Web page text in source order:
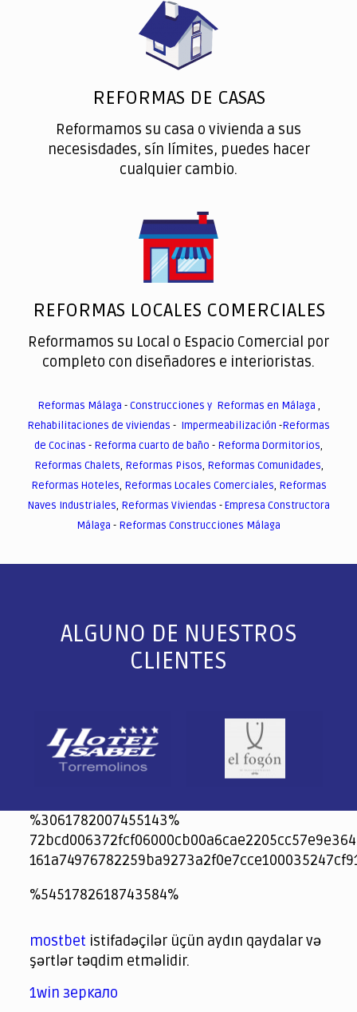
REFORMAS DE CASAS
Reformamos su casa o vivienda a sus
necesisdades, sín límites, puedes hacer
cualquier cambio.
REFORMAS LOCALES COMERCIALES
Reformamos su Local o Espacio Comercial por
completo con diseñadores e interioristas.
Reformas Málaga -Construcciones y Reformas en Málaga ,
Rehabilitaciones de viviendas - Impermeabilización -Reformas
de Cocinas - Reforma cuarto de baño - Reforma Dormitorios,
Reformas Chalets, Reformas Pisos, Reformas Comunidades,
Reformas Hoteles, Reformas Locales Comerciales, Reformas
Naves Industriales, Reformas Viviendas -Empresa Constructora
Málaga - Reformas Construcciones Málaga
ALGUNO DE NUESTROS
CLIENTES
%3061782007455143%
jeetcity
1xbet
jeet city casino
%5451782618743584%
spintiger
Avabet
Spinrise
Crown Green
Crowngreen casino login
슈가 러쉬1000 슬롯
crazy time casino online
1xcasinozambia.com
codingworldnews.com
parimatch.kr
winorio
winorio casino
winorio
mostbet istifadəçilər üçün aydın qaydalar və
şərtlər təqdim etməlidir.
1win зеркало